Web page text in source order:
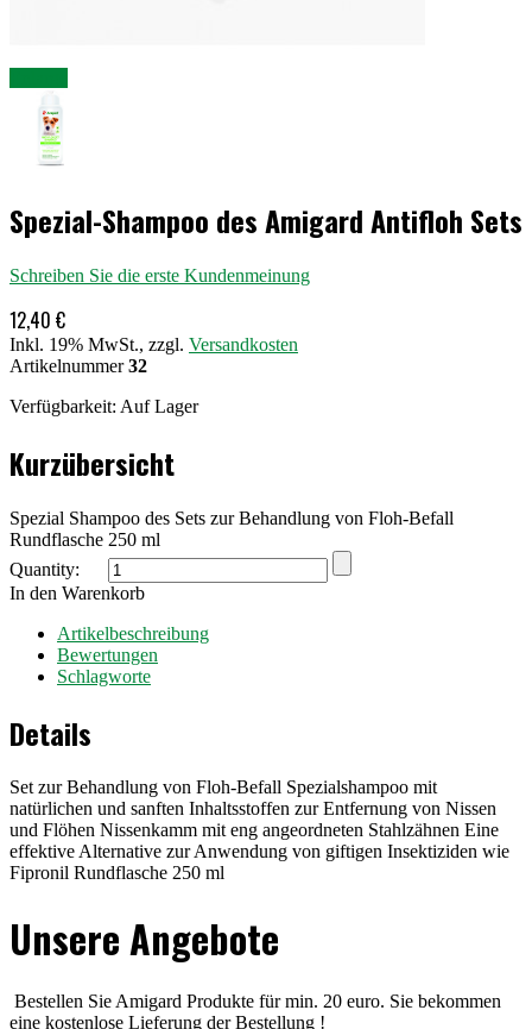
Spezial-Shampoo des Amigard Antifloh Sets
Schreiben Sie die erste Kundenmeinung
12,40 €
Inkl. 19% MwSt., zzgl. Versandkosten
Artikelnummer32
Verfügbarkeit: Auf Lager
Kurzübersicht
Spezial Shampoo des Sets zur Behandlung von Floh-Befall
Rundflasche 250 ml
Quantity:
In den Warenkorb
Artikelbeschreibung
Bewertungen
Schlagworte
Details
Set zur Behandlung von Floh-Befall Spezialshampoo mit
natürlichen und sanften Inhaltsstoffen zur Entfernung von Nissen
und Flöhen Nissenkamm mit eng angeordneten Stahlzähnen Eine
effektive Alternative zur Anwendung von giftigen Insektiziden wie
Fipronil Rundflasche 250 ml
Unsere Angebote
Bestellen Sie Amigard Produkte für min. 20 euro. Sie bekommen
eine kostenlose Lieferung der Bestellung !